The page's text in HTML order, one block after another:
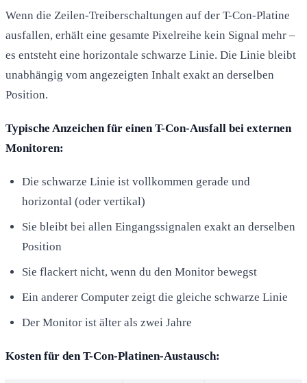
Wenn die Zeilen-Treiberschaltungen auf der T-Con-Platine
ausfallen, erhält eine gesamte Pixelreihe kein Signal mehr –
es entsteht eine horizontale schwarze Linie. Die Linie bleibt
unabhängig vom angezeigten Inhalt exakt an derselben
Position.
Typische Anzeichen für einen T-Con-Ausfall bei externen
Monitoren:
Die schwarze Linie ist vollkommen gerade und
horizontal (oder vertikal)
Sie bleibt bei allen Eingangssignalen exakt an derselben
Position
Sie flackert nicht, wenn du den Monitor bewegst
Ein anderer Computer zeigt die gleiche schwarze Linie
Der Monitor ist älter als zwei Jahre
Kosten für den T-Con-Platinen-Austausch: